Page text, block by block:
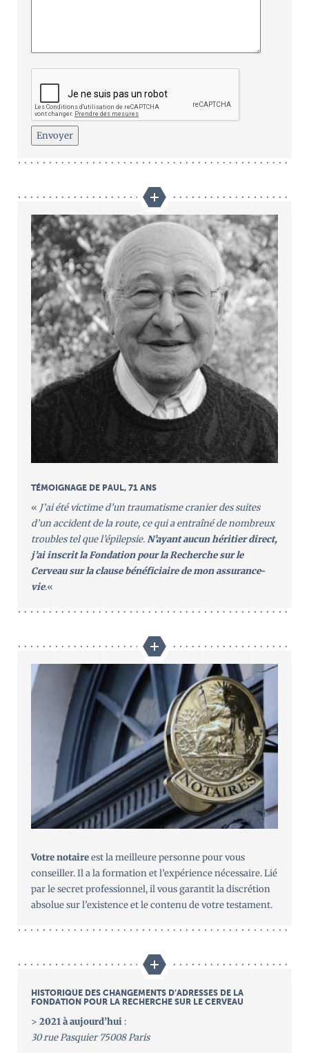
TÉMOIGNAGE DE PAUL, 71 ANS
« J’ai été victime d’un traumatisme cranier des suites
d’un accident de la route, ce qui a entraîné de nombreux
troubles tel que l’épilepsie.N’ayant aucun héritier direct,
j’ai inscrit la Fondation pour la Recherche sur le
Cerveau sur la clause bénéficiaire de mon assurance-
vie.«
Votre notaireest la meilleure personne pour vous
conseiller. Il a la formation et l’expérience nécessaire. Lié
par le secret professionnel, il vous garantit la discrétion
absolue sur l’existence et le contenu de votre testament.
HISTORIQUE DES CHANGEMENTS D’ADRESSES DE LA
FONDATION POUR LA RECHERCHE SUR LE CERVEAU
> 2021 à aujourd’hui :
30 rue Pasquier 75008 Paris